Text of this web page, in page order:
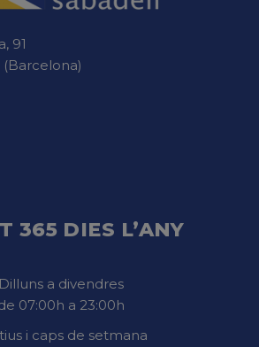
91
365 DIES L’ANY
Dilluns a divendres
07:00h a 23:00h
i caps de setmana